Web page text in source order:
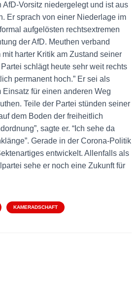
AfD-Vorsitz niedergelegt und ist aus
Er sprach von einer Niederlage im
aufgelösten rechtsextremen
der AfD. Meuthen verband
harter Kritik am Zustand seiner
schlägt heute sehr weit rechts
permanent hoch.” Er sei als
Einsatz für einen anderen Weg
Teile der Partei stünden seiner
dem Boden der freiheitlich
sagte er. “Ich sehe da
Gerade in der Corona-Politik
entwickelt. Allenfalls als
sehe er noch eine Zukunft für
KAMERADSCHAFT